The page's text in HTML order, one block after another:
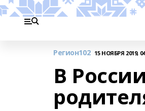
Регион102 15 НОЯБРЯ 2019,
В